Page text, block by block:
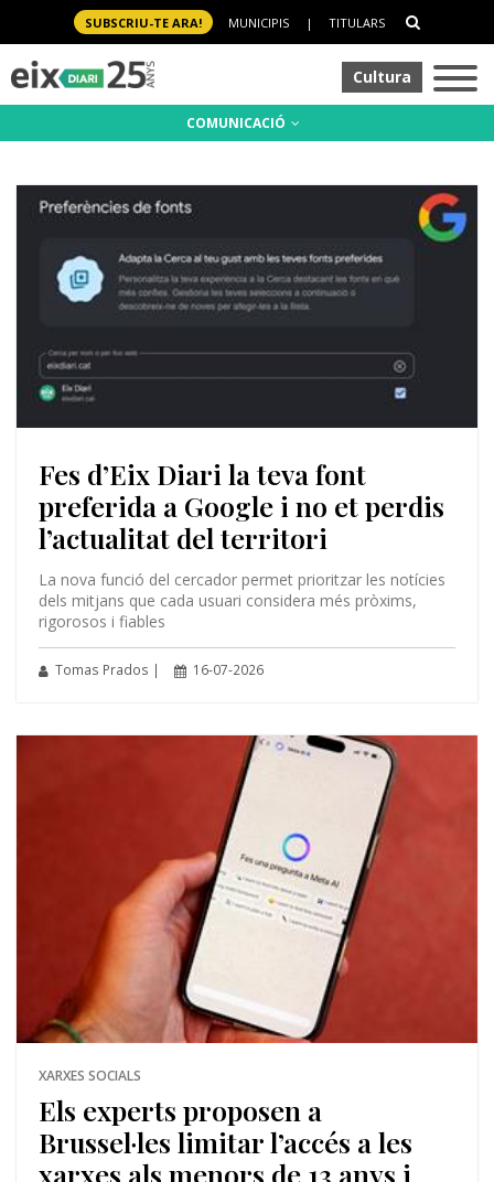
SUBSCRIU-TE ARA! MUNICIPIS | TITULARS
Cultura
COMUNICACIÓ
Fes d’Eix Diari la teva font
preferida a Google i no et perdis
l’actualitat del territori
La nova funció del cercador permet prioritzar les notícies
dels mitjans que cada usuari considera més pròxims,
rigorosos i fiables
Tomas Prados | 16-07-2026
XARXES SOCIALS
Els experts proposen a
Brussel·les limitar l’accés a les
xarxes als menors de 13 anys i